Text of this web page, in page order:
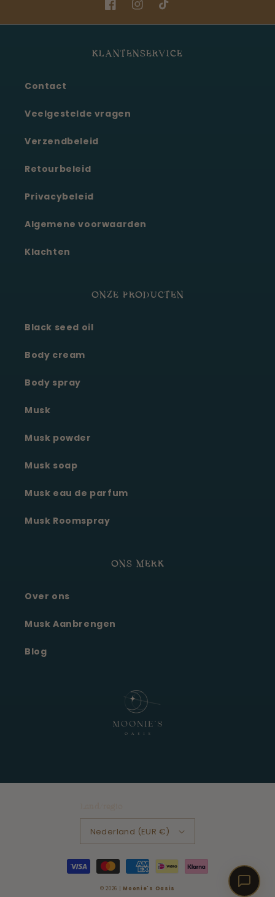
FacebookInstagram
TikTok
KLANTENSERVICE
Contact
Veelgestelde vragen
Verzendbeleid
Retourbeleid
Privacybeleid
Algemene voorwaarden
Klachten
ONZE PRODUCTEN
Black seed oil
Body cream
Body spray
Musk
Musk powder
Musk soap
Musk eau de parfum
Musk Roomspray
ONS MERK
Over ons
Musk Aanbrengen
Blog
Nederland (EUR €)
Betaalmethoden
© 2026 |Moonie's Oasis